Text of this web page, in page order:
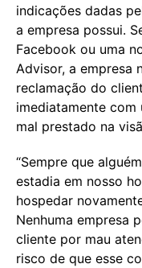
indicações dadas
a empresa possui.
Facebook ou uma
Advisor, a empresa
reclamação do
imediatamente com
mal prestado na
“Sempre que
estadia em nosso
hospedar
Nenhuma empresa
cliente por mau
risco de que esse